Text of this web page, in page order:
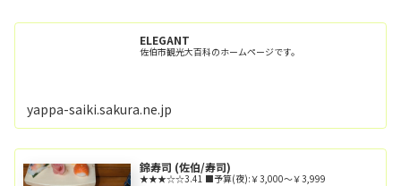
ELEGANT
佐伯市観光大百科のホームページです。
yappa-saiki.sakura.ne.jp
錦寿司 (佐伯/寿司)
★★★☆☆3.41 ■予算(夜):￥3,000～￥3,999